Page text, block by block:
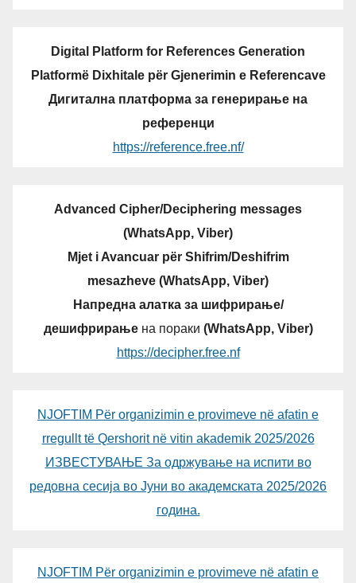
Digital Platform for References Generation
Platformë Dixhitale për Gjenerimin e Referencave
Дигитална платформа за генерирање на
референци
https://reference.free.nf/
Advanced Cipher/Deciphering messages
(WhatsApp, Viber)
Mjet i Avancuar për Shifrim/Deshifrim
mesazheve (WhatsApp, Viber)
Напредна алатка за шифрирање/
дешифрирањена пораки (WhatsApp, Viber)
https://decipher.free.nf
NJOFTIM Për organizimin e provimeve në afatin e
rregullt të Qershorit në vitin akademik 2025/2026
ИЗВЕСТУВАЊЕ За одржување на испити во
редовна сесија во Јуни во академската 2025/2026
година.
NJOFTIM Për organizimin e provimeve në afatin e